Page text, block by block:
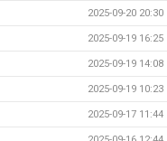
2025-09-20 20:30
2025-09-19 16:25
2025-09-19 14:08
2025-09-19 10:23
2025-09-17 11:44